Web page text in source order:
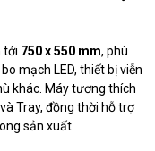
tới 750 x 550 mm, phù
mạch LED, thiết bị viễn
khác. Máy tương thích
Tray, đồng thời hỗ trợ
sản xuất.